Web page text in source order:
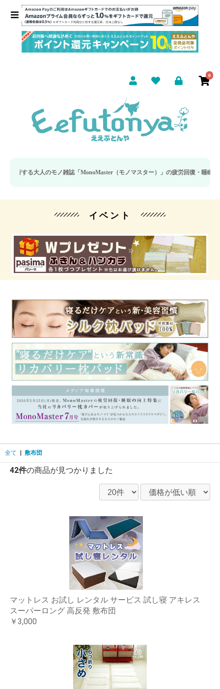
0
のモノ雑誌「MonoMaster（モノマスター）」の疲労回復・睡眠の向上特集に当
イベント
全て 敷布団
42件の商品が見つかりました
マットレス お試し レンタル サービス 試し寝 アキレス
スーパーロング 高反発 敷布団
￥3,000